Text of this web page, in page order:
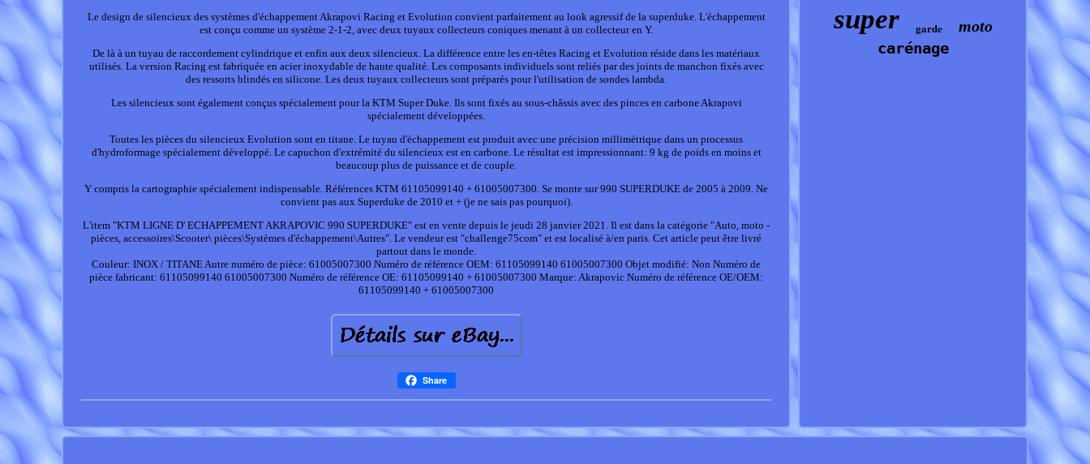
Le design de silencieux des systèmes d'échappement Akrapovi Racing et Evolution convient parfaitement au look agressif de la superduke. L'échappement
est conçu comme un système 2-1-2, avec deux tuyaux collecteurs coniques menant à un collecteur en Y.
De là à un tuyau de raccordement cylindrique et enfin aux deux silencieux. La différence entre les en-têtes Racing et Evolution réside dans les matériaux
utilisés. La version Racing est fabriquée en acier inoxydable de haute qualité. Les composants individuels sont reliés par des joints de manchon fixés avec
des ressorts blindés en silicone. Les deux tuyaux collecteurs sont préparés pour l'utilisation de sondes lambda.
Les silencieux sont également conçus spécialement pour la KTM Super Duke. Ils sont fixés au sous-châssis avec des pinces en carbone Akrapovi
spécialement développées.
Toutes les pièces du silencieux Evolution sont en titane. Le tuyau d'échappement est produit avec une précision millimétrique dans un processus
d'hydroformage spécialement développé. Le capuchon d'extrémité du silencieux est en carbone. Le résultat est impressionnant: 9 kg de poids en moins et
beaucoup plus de puissance et de couple.
Y compris la cartographie spécialement indispensable. Références KTM 61105099140 + 61005007300. Se monte sur 990 SUPERDUKE de 2005 à 2009. Ne
convient pas aux Superduke de 2010 et + (je ne sais pas pourquoi).
L'item "KTM LIGNE D' ECHAPPEMENT AKRAPOVIC 990 SUPERDUKE" est en vente depuis le jeudi 28 janvier 2021. Il est dans la catégorie "Auto, moto -
pièces, accessoires\Scooter\ pièces\Systèmes d'échappement\Autres". Le vendeur est "challenge75com" et est localisé à/en paris. Cet article peut être livré
partout dans le monde.
Couleur: INOX / TITANE Autre numéro de pièce: 61005007300 Numéro de référence OEM: 61105099140 61005007300 Objet modifié: Non Numéro de
pièce fabricant: 61105099140 61005007300 Numéro de référence OE: 61105099140 + 61005007300 Marque: Akrapovic Numéro de référence OE/OEM:
61105099140 + 61005007300
Share
super garde
moto
carénage